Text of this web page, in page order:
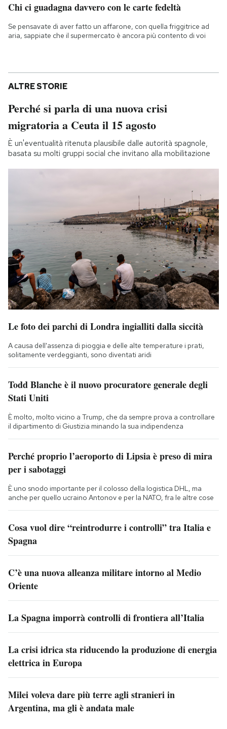
Chi ci guadagna davvero con le carte fedeltà
Se pensavate di aver fatto un affarone, con quella friggitrice ad
aria, sappiate che il supermercato è ancora più contento di voi
ALTRE STORIE
Perché si parla di una nuova crisi
migratoria a Ceuta il 15 agosto
È un'eventualità ritenuta plausibile dalle autorità spagnole,
basata su molti gruppi social che invitano alla mobilitazione
Le foto dei parchi di Londra ingialliti dalla siccità
A causa dell'assenza di pioggia e delle alte temperature i prati,
solitamente verdeggianti, sono diventati aridi
Todd Blanche è il nuovo procuratore generale degli
Stati Uniti
È molto, molto vicino a Trump, che da sempre prova a controllare
il dipartimento di Giustizia minando la sua indipendenza
Perché proprio l’aeroporto di Lipsia è preso di mira
per i sabotaggi
È uno snodo importante per il colosso della logistica DHL, ma
anche per quello ucraino Antonov e per la NATO, fra le altre cose
Cosa vuol dire “reintrodurre i controlli” tra Italia e
Spagna
C’è una nuova alleanza militare intorno al Medio
Oriente
La Spagna imporrà controlli di frontiera all’Italia
La crisi idrica sta riducendo la produzione di energia
elettrica in Europa
Milei voleva dare più terre agli stranieri in
Argentina, ma gli è andata male